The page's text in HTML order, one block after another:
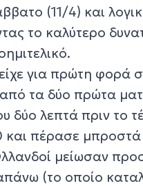
(11/4) και
το καλύτερο
για πρώτη φορά
από τα δύο πρώτα
δύο λεπτά πριν το
πέρασε
μείωσαν
(το οποίο